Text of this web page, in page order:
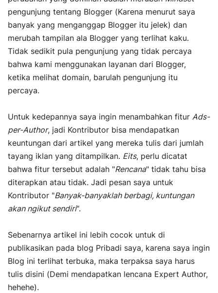
pengunjung tentang Blogger (Karena menurut saya
banyak yang menganggap Blogger itu jelek) dan
merubah tampilan ala Blogger yang terlihat kaku.
Tidak sedikit pula pengunjung yang tidak percaya
bahwa kami menggunakan layanan dari Blogger,
ketika melihat domain, barulah pengunjung itu
percaya.
Untuk kedepannya saya ingin menambahkan fitur Ads-
per-Author, jadi Kontributor bisa mendapatkan
keuntungan dari artikel yang mereka tulis dari jumlah
tayang iklan yang ditampilkan. Eits, perlu dicatat
bahwa fitur tersebut adalah "Rencana" tidak tahu bisa
diterapkan atau tidak. Jadi pesan saya untuk
Kontributor "Banyak-banyaklah berbagi, kuntungan
akan ngikut sendiri".
Sebenarnya artikel ini lebih cocok untuk di
publikasikan pada blog Pribadi saya, karena saya ingin
Blog ini terlihat terbuka, maka terpaksa saya harus
tulis disini (Demi mendapatkan lencana Expert Author,
hehehe).